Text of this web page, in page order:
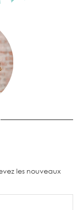
les nouveaux